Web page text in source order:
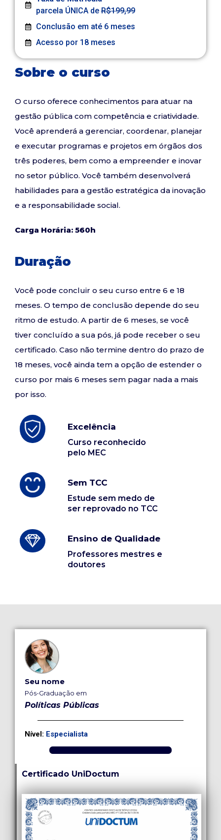
parcela ÚNICA deR$199,99
Conclusão em até 6 meses
Acesso por 18 meses
Sobre o curso
O curso oferece conhecimentos para atuar na
gestão pública com competência e criatividade.
Você aprenderá a gerenciar, coordenar, planejar
e executar programas e projetos em órgãos dos
três poderes, bem como a empreender e inovar
no setor público. Você também desenvolverá
habilidades para a gestão estratégica da inovação
e a responsabilidade social.
Carga Horária: 560h
Duração
Você pode concluir o seu curso entre 6 e 18
meses. O tempo de conclusão depende do seu
ritmo de estudo. A partir de 6 meses, se você
tiver concluído a sua pós, já pode receber o seu
certificado. Caso não termine dentro do prazo de
18 meses, você ainda tem a opção de estender o
curso por mais 6 meses sem pagar nada a mais
por isso.
Excelência
Curso reconhecido
pelo MEC
Sem TCC
Estude sem medo de
ser reprovado no TCC
Ensino de Qualidade
Professores mestres e
doutores
Seu nome
Pós-Graduação em
Políticas Públicas
Nível: Especialista
Certificado UniDoctum